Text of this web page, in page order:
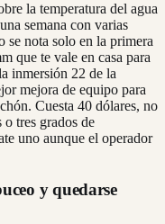
la temperatura del agua
semana con varias
se nota solo en la primera
que te vale en casa para
inmersión 22 de la
mejora de equipo para
Cuesta 40 dólares, no
o tres grados de
uno aunque el operador
y quedarse